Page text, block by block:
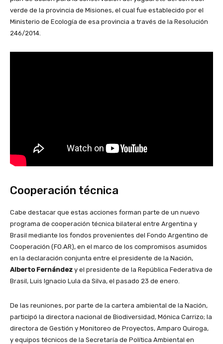
verde de la provincia de Misiones, el cual fue establecido por el
Ministerio de Ecología de esa provincia a través de la Resolución
246/2014.
Cooperación técnica
Cabe destacar que estas acciones forman parte de un nuevo
programa de cooperación técnica bilateral entre Argentina y
Brasil mediante los fondos provenientes del Fondo Argentino de
Cooperación (FO.AR), en el marco de los compromisos asumidos
en la declaración conjunta entre el presidente de la Nación,
Alberto Fernández y el presidente de la República Federativa de
Brasil, Luis Ignacio Lula da Silva, el pasado 23 de enero.
De las reuniones, por parte de la cartera ambiental de la Nación,
participó la directora nacional de Biodiversidad, Mónica Carrizo; la
directora de Gestión y Monitoreo de Proyectos, Amparo Quiroga,
y equipos técnicos de la Secretaría de Política Ambiental en